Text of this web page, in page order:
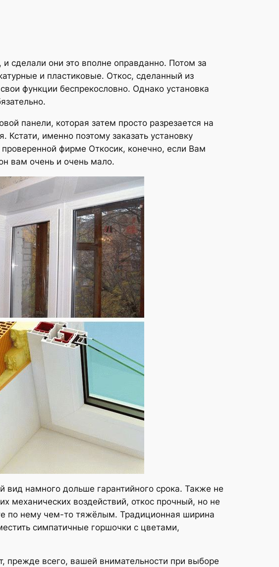
сделали они это вполне оправданно. Потом за
и пластиковые. Откос, сделанный из
функции беспрекословно. Однако установка
панели, которая затем просто разрезается на
именно поэтому заказать установку
фирме Откосик, конечно, если Вам
вам очень и очень мало.
вид намного дольше гарантийного срока. Также не
механических воздействий, откос прочный, но не
по нему чем-то тяжёлым. Традиционная ширина
симпатичные горшочки с цветами,
прежде всего, вашей внимательности при выборе